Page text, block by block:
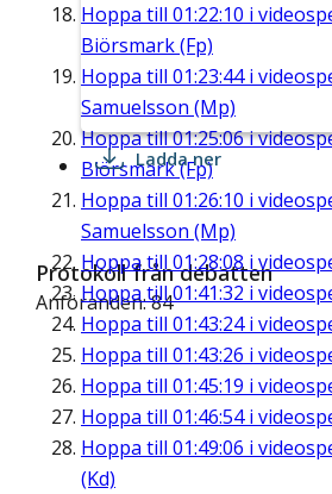
Hoppa till 01:22:10 i
Biörsmark (Fp)
Hoppa till 01:23:44i
Samuelsson (Mp)
Hoppa till01:25:06i
Biörsmark (Fp)
Hoppa till 01:26:10 i
Samuelsson (Mp)
Hoppa till 01:28:08 i
Hoppa till01:41:32 i
Hoppa till 01:43:24i
Hoppa till 01:43:26 i
Hoppa till 01:45:19 i
Hoppa till 01:46:54i
Hoppa till 01:49:06 i
(Kd)
Ladda ner
Protokoll från debatten
Anföranden: 84